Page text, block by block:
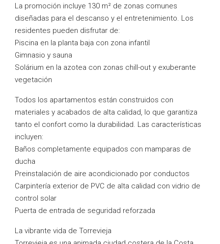
La promoción incluye 130 m² de zonas comunes
diseñadas para el descanso y el entretenimiento. Los
residentes pueden disfrutar de:
Piscina en la planta baja con zona infantil
Gimnasio y sauna
Solárium en la azotea con zonas chill-out y exuberante
vegetación
Todos los apartamentos están construidos con
materiales y acabados de alta calidad, lo que garantiza
tanto el confort como la durabilidad. Las características
incluyen:
Baños completamente equipados con mamparas de
ducha
Preinstalación de aire acondicionado por conductos
Carpintería exterior de PVC de alta calidad con vidrio de
control solar
Puerta de entrada de seguridad reforzada
La vibrante vida de Torrevieja